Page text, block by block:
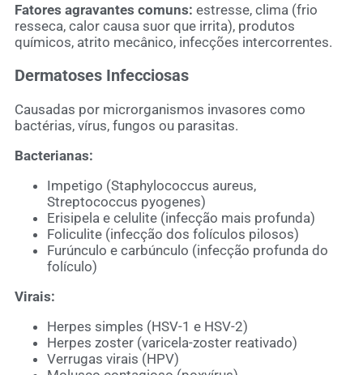
Fatores agravantes comuns: estresse, clima (frio
resseca, calor causa suor que irrita), produtos
químicos, atrito mecânico, infecções intercorrentes.
Dermatoses Infecciosas
Causadas por microrganismos invasores como
bactérias, vírus, fungos ou parasitas.
Bacterianas:
Impetigo (Staphylococcus aureus,
Streptococcus pyogenes)
Erisipela e celulite (infecção mais profunda)
Foliculite (infecção dos folículos pilosos)
Furúnculo e carbúnculo (infecção profunda do
folículo)
Virais:
Herpes simples (HSV-1 e HSV-2)
Herpes zoster (varicela-zoster reativado)
Verrugas virais (HPV)